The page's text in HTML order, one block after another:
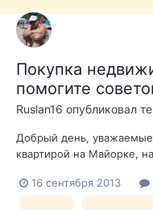
Покупка
помогите
Ruslan16 опубликовал
Добрый день,
квартирой на Майорке,
который может только
связанные с ипотекой,
16 сентября 2013